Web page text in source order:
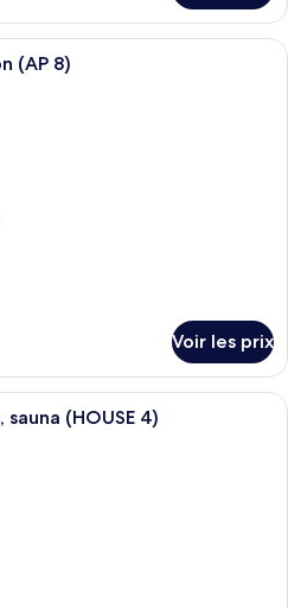
Un lit double avec deux oreillers,
(AP 8)
Voir les prix
Une chambre de dortoir avec des
(HOUSE 4)